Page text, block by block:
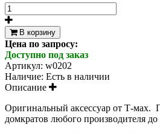
В корзину
Цена по запросу:
Доступно под заказ
Артикул: w0202
Наличие: Есть в наличии
Описание
Оригинальный аксессуар от Т-мах.
домкратов любого производителя до